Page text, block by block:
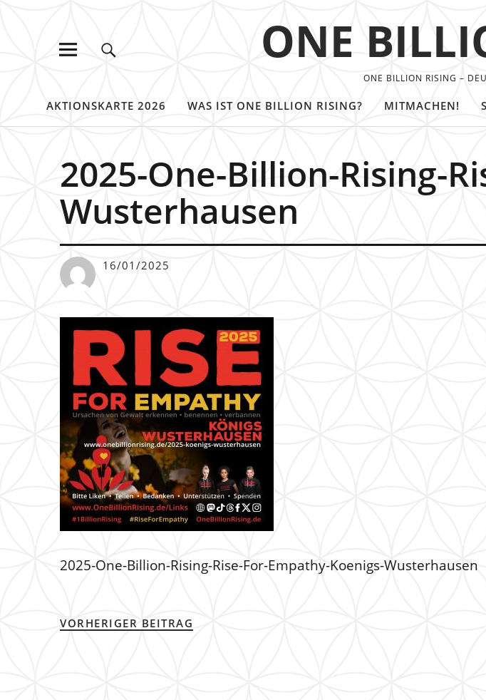
ONE
ONE BILLION RISING –
AKTIONSKARTE 2026 WAS IST ONE BILLION RISING? MITMACHEN!
2025-One-Billion-Rising-
Wusterhausen
16/01/2025
2025-One-Billion-Rising-Rise-For-Empathy-Koenigs-Wusterhausen
VORHERIGER BEITRAG